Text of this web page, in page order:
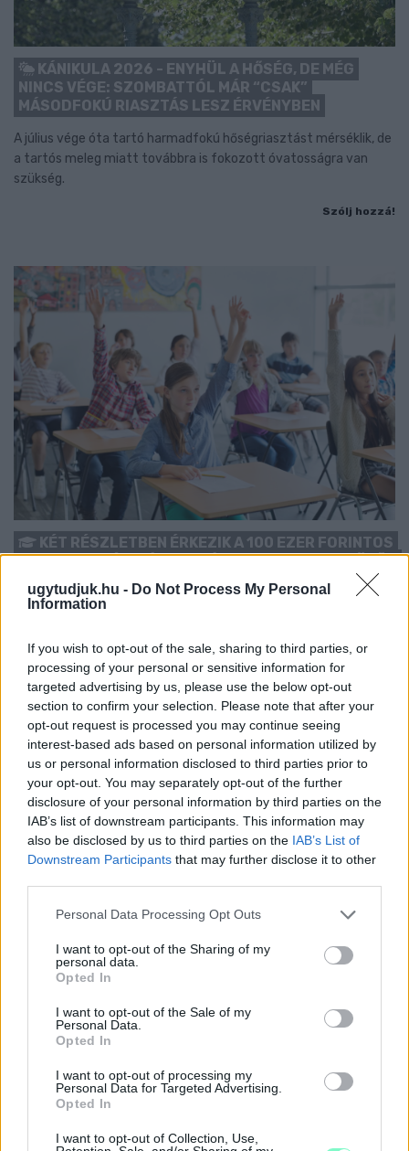
ugytudjuk.hu - Do Not Process My Personal
Information
If you wish to opt-out of the sale, sharing to third parties, or
processing of your personal or sensitive information for
targeted advertising by us, please use the below opt-out
section to confirm your selection. Please note that after your
opt-out request is processed you may continue seeing
interest-based ads based on personal information utilized by
us or personal information disclosed to third parties prior to
your opt-out. You may separately opt-out of the further
disclosure of your personal information by third parties on the
IAB’s list of downstream participants. This information may
also be disclosed by us to third parties on the IAB’s List of
Downstream Participants that may further disclose it to other
Please note that this website/app uses one or more Google
not limited to your visit or usage behaviour. You may click to
grant or deny consent to Google and its third-party tags to
use your data for below specified purposes in below Google
consent section.
Personal Data Processing Opt Outs
I want to opt-out of the Sharing of my
personal data.
Opted In
I want to opt-out of the Sale of my
Personal Data.
Opted In
I want to opt-out of processing my
Personal Data for Targeted Advertising.
Opted In
I want to opt-out of Collection, Use,
KÁNIKULA 2026 - ENYHÜL A HŐSÉG, DE MÉG
NINCS VÉGE: SZOMBATTÓL MÁR “CSAK”
MÁSODFOKÚ RIASZTÁS LESZ ÉRVÉNYBEN
A július vége óta tartó harmadfokú hőségriasztást mérséklik, de
a tartós meleg miatt továbbra is fokozott óvatosságra van
szükség.
Szólj hozzá!
KÉT RÉSZLETBEN ÉRKEZIK A 100 EZER FORINTOS
ISKOLAKEZDÉSI TÁMOGATÁS, AMIT NEM KELL KÜLÖN
IGÉNYELNI
Az első 50 ezer forintot még a tanévkezdés előtt folyósítja a
formájában érkezik.
1 hozzászólás
PIKNIK ITALOK: ÍZEK ÉS ÉLMÉNYEK A SZABADBAN
Ahogy tavaszodik és a nap egyre tovább marad velünk, sokaknak
támad kedve kirándulni a természetbe.